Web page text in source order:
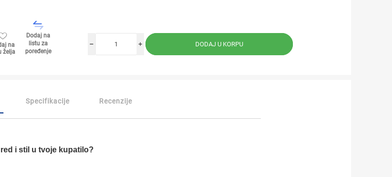
na
želja
Dodaj na
listu za
poređenje
i
h
Specifikacije Recenzije
i stil u tvoje kupatilo?